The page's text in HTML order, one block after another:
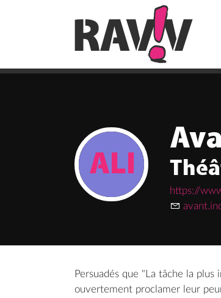
https://
Persuadés que "La tâche la
ouvertement proclamer leur